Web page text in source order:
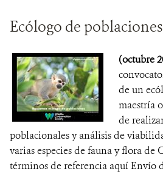
Ecólogo de poblaciones
(octubre
de un
maestría
de
poblacionales y análisis de
varias especies de fauna y flora de
términos de referencia aquí Envío